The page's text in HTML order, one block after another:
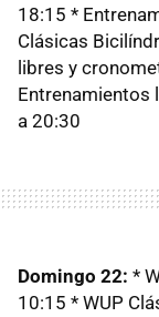
18:15 *
Clásicas
libres y
Entrenamientos
a 20:30
Domingo 22: *
10:15 * WUP